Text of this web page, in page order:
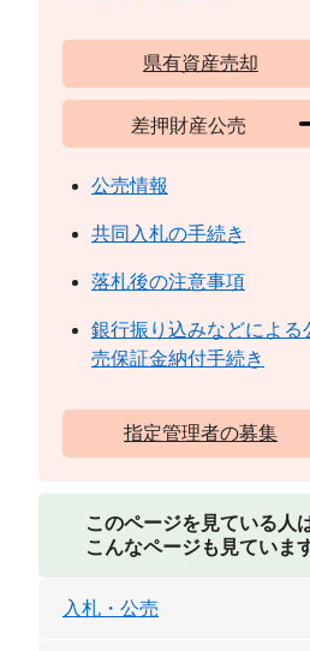
県有資産売却
差押財産公売
公売情報
共同入札の手続き
落札後の注意事項
銀行振り込みなどによる
売保証金納付手続き
指定管理者の募集
このページを見ている人
こんなページも見ていま
入札・公売